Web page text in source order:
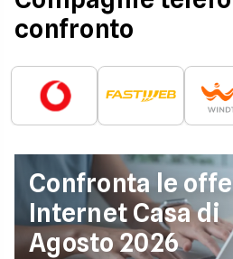
confronto
Confronta le
Internet Casa di
Agosto 2026